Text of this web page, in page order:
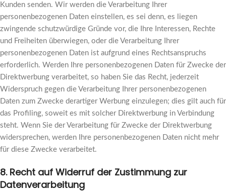
Kunden senden. Wir werden die Verarbeitung Ihrer
personenbezogenen Daten einstellen, es sei denn, es liegen
zwingende schutzwürdige Gründe vor, die Ihre Interessen, Rechte
und Freiheiten überwiegen, oder die Verarbeitung Ihrer
personenbezogenen Daten ist aufgrund eines Rechtsanspruchs
erforderlich. Werden Ihre personenbezogenen Daten für Zwecke der
Direktwerbung verarbeitet, so haben Sie das Recht, jederzeit
Widerspruch gegen die Verarbeitung Ihrer personenbezogenen
Daten zum Zwecke derartiger Werbung einzulegen; dies gilt auch für
das Profiling, soweit es mit solcher Direktwerbung in Verbindung
steht. Wenn Sie der Verarbeitung für Zwecke der Direktwerbung
widersprechen, werden Ihre personenbezogenen Daten nicht mehr
für diese Zwecke verarbeitet.
8. Recht auf Widerruf der Zustimmung zur
Datenverarbeitung